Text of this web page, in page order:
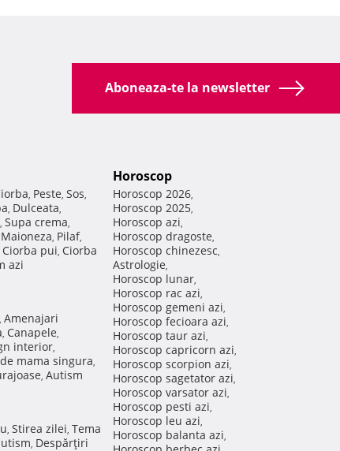
Aboneaza-te la newsletter
, Peste, Sos,
, Dulceata,
, Supa crema,
Maioneza, Pilaf,
Ciorba pui, Ciorba
azi
, Amenajari
, Canapele,
interior,
mama singura,
, Autism
, Stirea zilei, Tema
, Despărţiri
Horoscop
Horoscop 2026,
Horoscop 2025,
Horoscop azi,
Horoscop dragoste,
Horoscop chinezesc,
Astrologie,
Horoscop lunar,
Horoscop rac azi,
Horoscop gemeni azi,
Horoscop fecioara azi,
Horoscop taur azi,
Horoscop capricorn azi,
Horoscop scorpion azi,
Horoscop sagetator azi,
Horoscop varsator azi,
Horoscop pesti azi,
Horoscop leu azi,
Horoscop balanta azi,